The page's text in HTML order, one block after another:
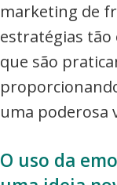
marketing de
estratégias tão
que são
uma poderosa
O uso da